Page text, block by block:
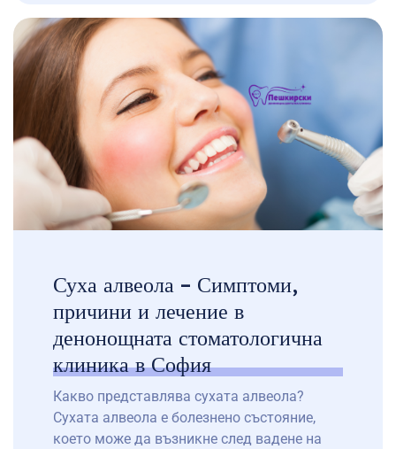
предотвратяване на кариеси и бъдещи
стоматологични проблеми. В нашата
денонощна стоматологична клиника в
София предлагаме професионална детска
стоматология, включително
профилактика, лечение и обучение за
правилна устна хигиена. […]
Суха алвеола – Симптоми,
причини и лечение в
денонощната стоматологична
клиника в София
Какво представлява сухата алвеола?
Сухата алвеола е болезнено състояние,
което може да възникне след вадене на